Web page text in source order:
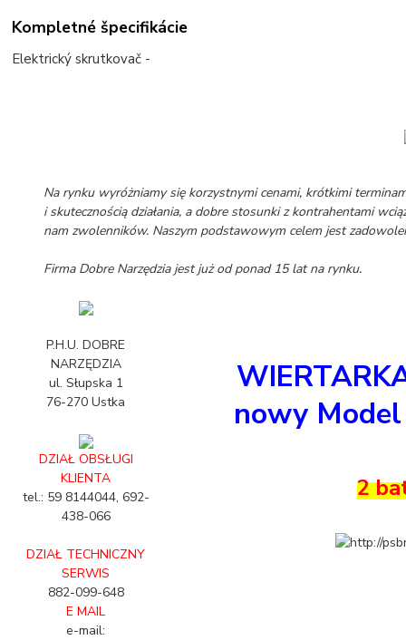
Kompletné špecifikácie
Elektrický skrutkovač -
Na rynku wyróżniamy się korzystnymi cenami, krótkimi
i skutecznością działania, a dobre stosunki z kontrahentami
nam zwolenników. Naszym podstawowym celem jest
Firma Dobre Narzędzia jest już od ponad 15 lat na rynku.
P.H.U. DOBRE
NARZĘDZIA
ul. Słupska 1
76-270 Ustka
DZIAŁ OBSŁUGI
KLIENTA
tel.: 59 8144044, 692-
438-066
DZIAŁ TECHNICZNY
SERWIS
882-099-648
E MAIL
e-mail:
nowy
2